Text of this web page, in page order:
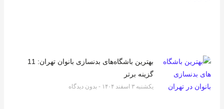
بهترین باشگاه‌های بدنسازی بانوان تهران: 11
گزینه برتر
یکشنبه ۳ اسفند ۱۴۰۴ بدون دیدگاه